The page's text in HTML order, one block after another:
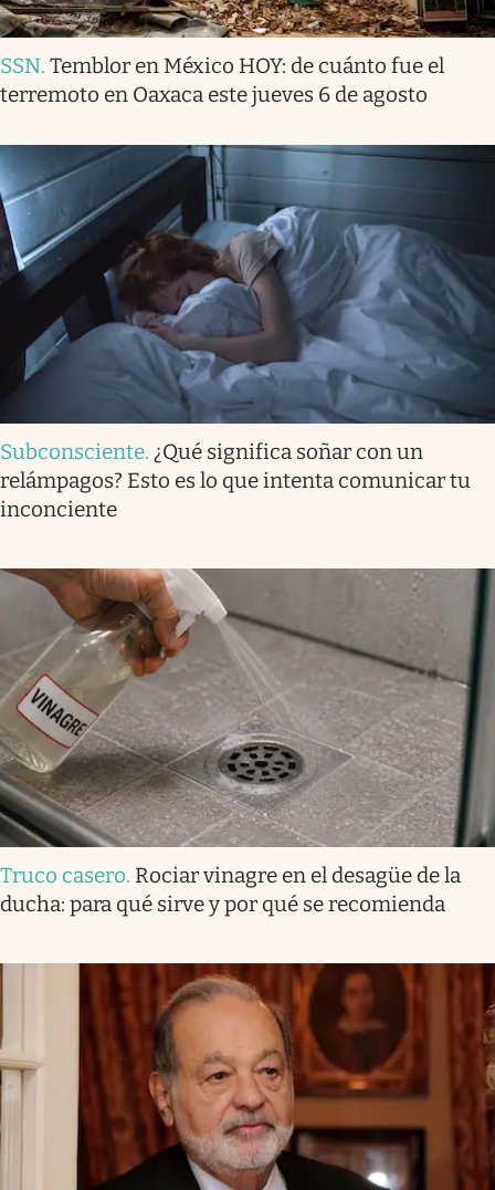
SSN. Temblor en México HOY: de cuánto fue el
terremoto en Oaxaca este jueves 6 de agosto
Subconsciente. ¿Qué significa soñar con un
relámpagos? Esto es lo que intenta comunicar tu
inconciente
Truco casero. Rociar vinagre en el desagüe de la
ducha: para qué sirve y por qué se recomienda